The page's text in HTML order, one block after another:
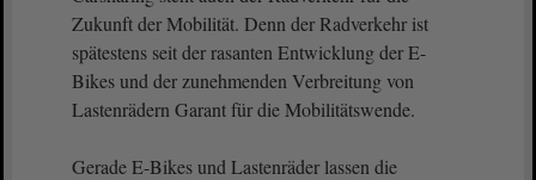
Zukunft der Mobilität. Denn der Radverkehr ist
spätestens seit der rasanten Entwicklung der E-
Bikes und der zunehmenden Verbreitung von
Lastenrädern Garant für die Mobilitätswende.
Gerade E-Bikes und Lastenräder lassen die